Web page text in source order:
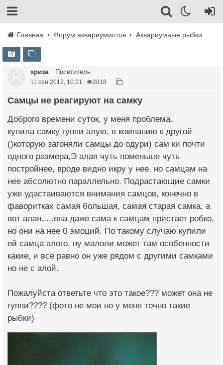
Главная Форум аквариумистов Аквариумные рыбки
хриза Посетитель
11 сен 2012, 10:21 2818
Самцы не реагируют на самку
Доброго времени суток, у меня проблема.
купила самку гуппи алую, в компанию к другой
()которую загоняли самцы до одури) сам ки почти
одного размера,Э алая чуть поменьше чуть
постройнее, вроде видно икру у нее, но самцам на
нее абсолютно параллельно. Подрастающие самки
уже удастаиваются внимания самцов, конечно в
фаворитках самая большая, самая старая самка, а
вот алая.....она даже сама к самцам пристает робко,
но они на нее 0 эмоций. По такому случаю купили
ей самца алого, ну малоли может там особенности
какие, и все равно он уже рядом с другими самками
но не с алой.
Пожалуйста ответьте что это такое??? может она не
гуппи???? (фото не мои но у меня точно такие
рыбки)